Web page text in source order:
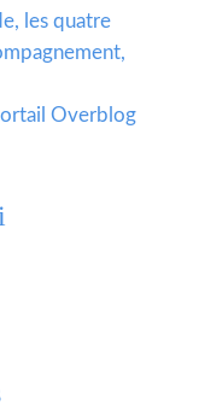
les quatre
Overblog